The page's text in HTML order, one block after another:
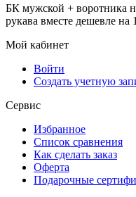
БК мужской + воротника
рукава вместе дешевле на
Мой кабинет
Войти
Создать учетную
Сервис
Избранное
Список сравнения
Как сделать заказ
Оферта
Подарочные